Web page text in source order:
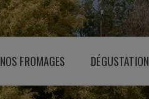
NOS FROMAGES DÉGUSTATION